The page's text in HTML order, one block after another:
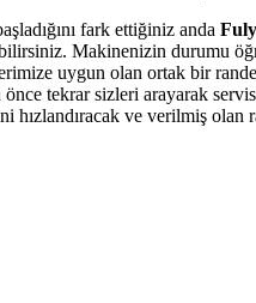
fark ettiğiniz anda
Makinenizin durumu
uygun olan ortak bir
tekrar sizleri arayarak
hızlandıracak ve verilmiş